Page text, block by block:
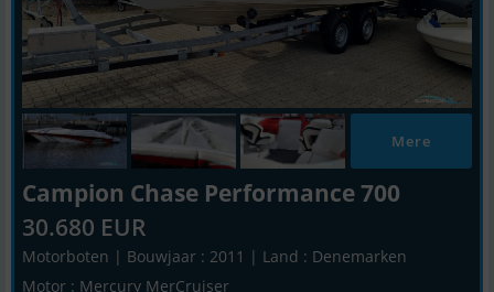
Mere
Campion Chase Performance 700
30.680 EUR
Motorboten | Bouwjaar : 2011 | Land : Denemarken
Motor : Mercury MerCruiser